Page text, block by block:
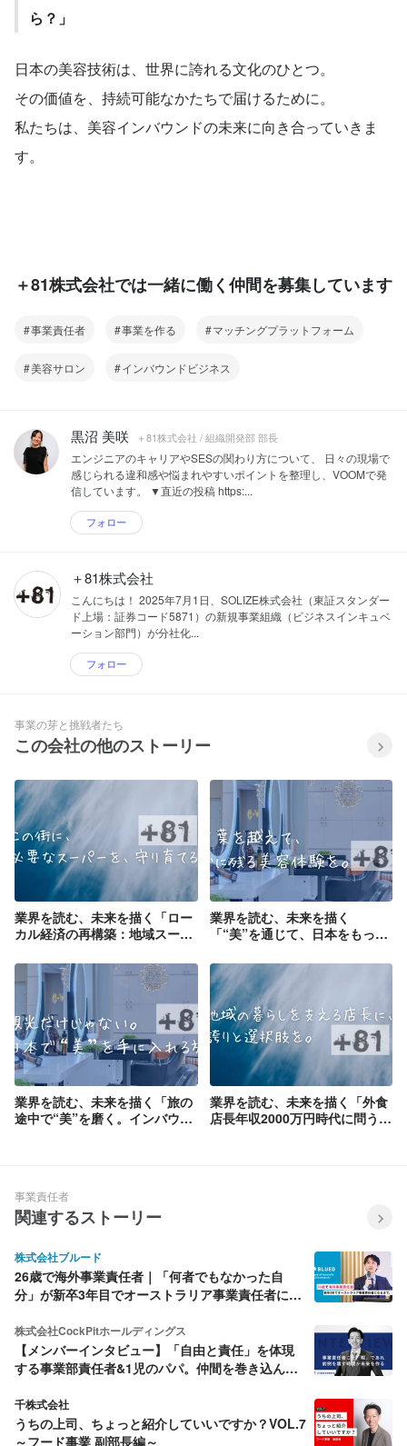
ら？」
日本の美容技術は、世界に誇れる文化のひとつ。
その価値を、持続可能なかたちで届けるために。
私たちは、美容インバウンドの未来に向き合っていきま
す。
＋81株式会社では一緒に働く仲間を募集しています
事業責任者 事業を作る マッチングプラットフォーム
美容サロン インバウンドビジネス
黒沼 美咲 ＋81株式会社 / 組織開発部 部長
エンジニアのキャリアやSESの関わり方について、 日々の現場で
感じられる違和感や悩まれやすいポイントを整理し、VOOMで発
信しています。 ▼直近の投稿 https:...
フォロー
＋81株式会社
こんにちは！ 2025年7月1日、SOLIZE株式会社（東証スタンダー
ド上場：証券コード5871）の新規事業組織（ビジネスインキュベ
ーション部門）が分社化...
フォロー
事業の芽と挑戦者たち
この会社の他のストーリー
業界を読む、未来を描く「ロー
カル経済の再構築：地域スーパ
業界を読む、未来を描く
「“美”を通じて、日本をもっと
業界を読む、未来を描く「旅の
途中で“美”を磨く。インバウン
業界を読む、未来を描く「外食
店長年収2000万円時代に問う、
事業責任者
関連するストーリー
株式会社ブルード
26歳で海外事業責任者｜「何者でもなかった自
分」が新卒3年目でオーストラリア事業責任者にな
株式会社CockPitホールディングス
【メンバーインタビュー】「自由と責任」を体現
する事業部責任者&1児のパパ。仲間を巻き込ん
千株式会社
うちの上司、ちょっと紹介していいですか？VOL.7
～フード事業 副部長編～